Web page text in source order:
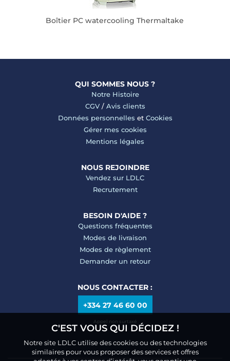
Boîtier PC watercooling Thermaltake
QUI SOMMES NOUS ?
Notre Histoire
CGV/ Avis clients
Données personnelles et Cookies
Gérer mes cookies
Mentions légales
NOUS REJOINDRE
Vendez sur LDLC
Recrutement
BESOIN D'AIDE ?
Questions fréquentes
Modes de livraison
Modes de règlement
Demander un retour
NOUS CONTACTER :
+334 27 46 60 00
Appel non surtaxé
C'EST VOUS QUI DÉCIDEZ !
Notre site LDLC utilise des cookies ou des technologies
similaires pour vous proposer des services et offres